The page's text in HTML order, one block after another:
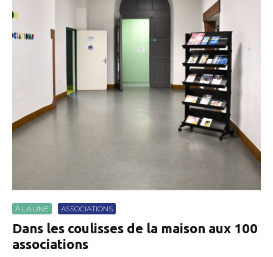
À LA UNE ASSOCIATIONS
Dans les coulisses de la maison aux 100
associations